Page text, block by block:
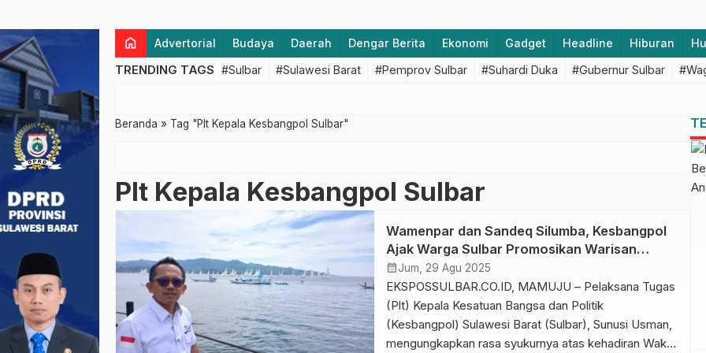
home Advertorial Budaya Daerah Dengar Berita Ekonomi Gadget Headline Hiburan
TRENDING TAGS #Sulbar #Sulawesi Barat #Pemprov Sulbar #Suhardi Duka #Gubernur Sulbar
Beranda » Tag "Plt Kepala Kesbangpol Sulbar"
Plt Kepala Kesbangpol Sulbar
Wamenpar dan Sandeq Silumba, Kesbangpol
Ajak Warga Sulbar Promosikan Warisan
Leluhur
calendar_monthJum, 29 Agu 2025
EKSPOSSULBAR.CO.ID, MAMUJU – Pelaksana Tugas
(Plt) Kepala Kesatuan Bangsa dan Politik
(Kesbangpol) Sulawesi Barat (Sulbar), Sunusi Usman,
mengungkapkan rasa syukurnya atas kehadiran Wakil